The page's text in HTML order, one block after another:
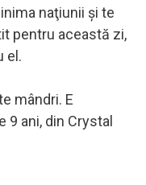
naţiunii şi te
pentru această zi,
el.
mândri. E
9 ani, din Crystal